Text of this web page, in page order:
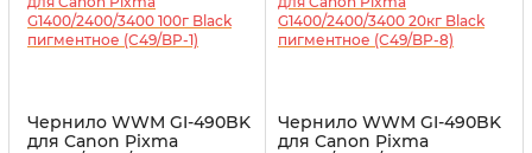
Чернило WWM GI-490BK
для Canon Pixma
Чернило WWM GI-490BK
для Canon Pixma